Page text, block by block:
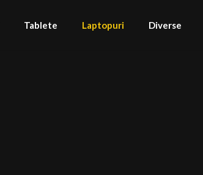
Tablete Laptopuri Diverse